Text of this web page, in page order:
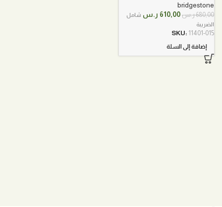
bridgestone
680,00ر.س السعر
هو:
610,00 ر.س السعر
شامل
الضريبة
SKU: 11401-015
إضافة إلى السلة